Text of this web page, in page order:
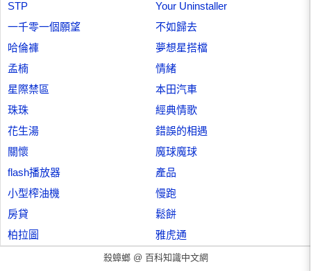
STP
Your Uninstaller
一千零一個願望
不如歸去
哈倫褲
夢想星搭檔
孟楠
情緒
星際禁區
本田汽車
珠珠
經典情歌
花生湯
錯誤的相遇
關懷
魔球魔球
flash播放器
產品
小型榨油機
慢跑
房貸
鬆餅
柏拉圖
雅虎通
殺蟑螂 @ 百科知識中文網